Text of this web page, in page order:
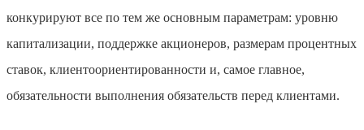
конкурируют все по тем же основным параметрам: уровню
капитализации, поддержке акционеров, размерам процентных
ставок, клиентоориентированности и, самое главное,
обязательности выполнения обязательств перед клиентами.